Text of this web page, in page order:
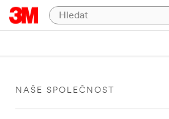
NAŠE SPOLEČNOST